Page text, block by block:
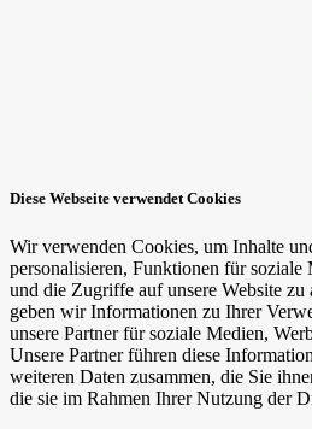
Diese Webseite verwendet Cookies
Wir verwenden Cookies, um Inhalte
personalisieren, Funktionen für soziale
und die Zugriffe auf unsere Website zu
geben wir Informationen zu Ihrer
unsere Partner für soziale Medien,
Unsere Partner führen diese
weiteren Daten zusammen, die Sie
die sie im Rahmen Ihrer Nutzung der